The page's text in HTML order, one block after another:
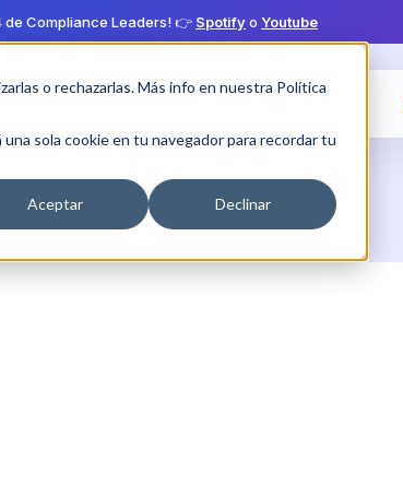
o rechazarlas. Más info en nuestra Política
sola cookie en tu navegador para recordar tu
Aceptar Declinar
de Compliance Leaders! 👉 Spotifyo Youtube